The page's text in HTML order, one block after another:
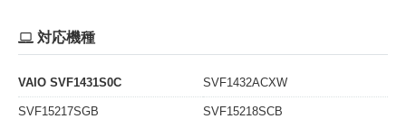
対応機種
VAIO SVF1431S0C SVF1432ACXW
SVF15217SGB SVF15218SCB